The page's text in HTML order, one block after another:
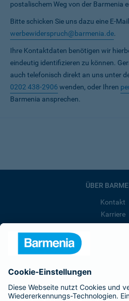
postalischem Weg von der Barmenia
Bitte schicken Sie uns dazu eine E-
werbewiderspruch@barmenia.de.
Ihre Kontaktdaten benötigen wir
eindeutig identifizieren zu können.
auch telefonisch direkt an uns unter
0202 438-2906 wenden, oder Ihren
Barmenia ansprechen.
ÜBER
Kontakt
Karriere
Barmenia ist Teil der
BELIEBTE